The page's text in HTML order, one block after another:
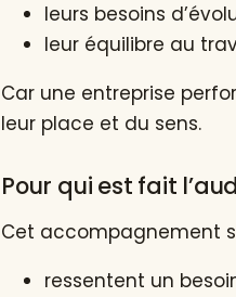
leurs besoins
leur équilibre au
Car une entreprise
leur place et du sens.
Pour qui est fait
Cet accompagnement
ressentent un